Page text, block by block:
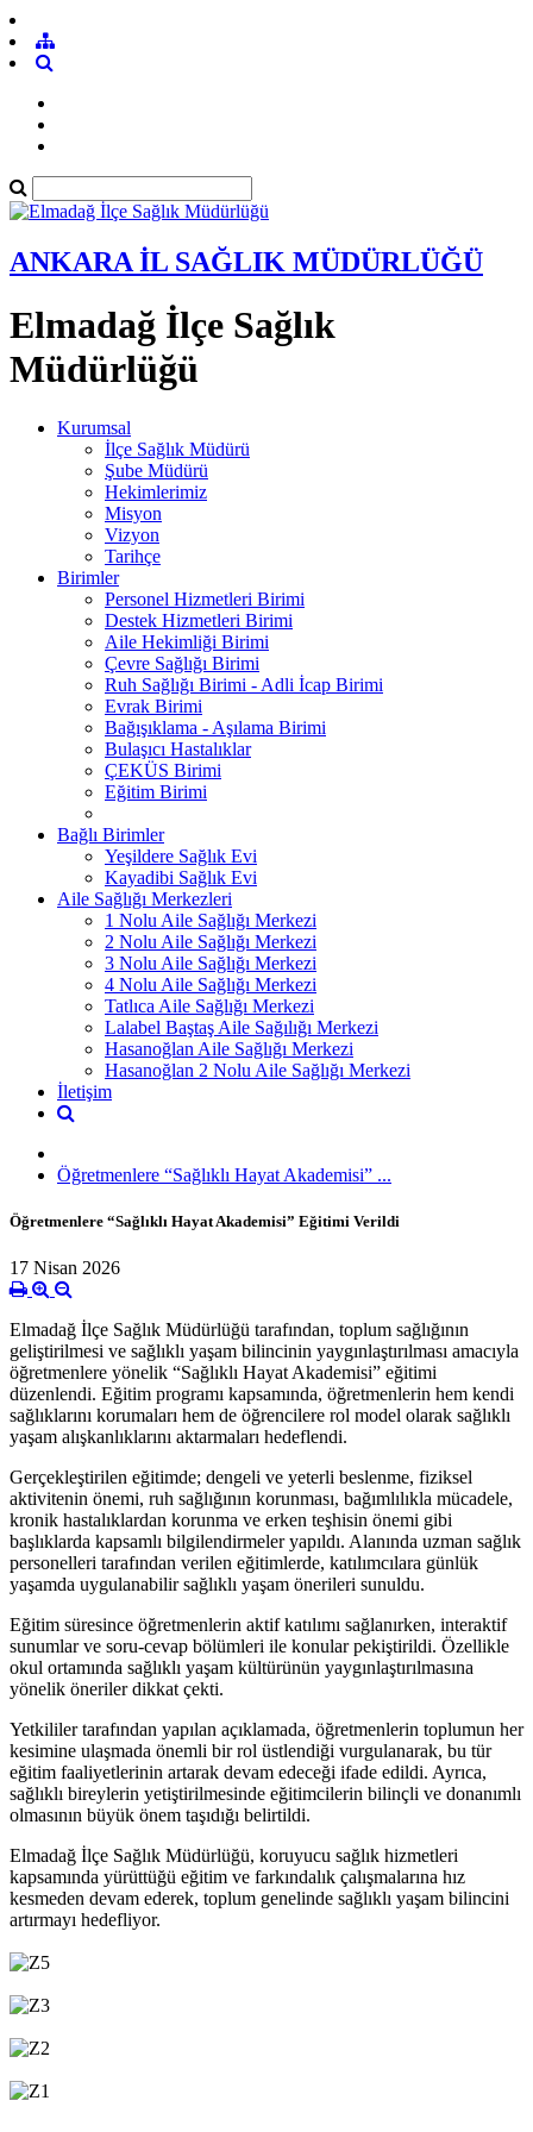
ANKARA İL SAĞLIK MÜDÜRLÜĞÜ
Elmadağ İlçe Sağlık
Müdürlüğü
Kurumsal
İlçe Sağlık Müdürü
Şube Müdürü
Hekimlerimiz
Misyon
Vizyon
Tarihçe
Birimler
Personel Hizmetleri Birimi
Destek Hizmetleri Birimi
Aile Hekimliği Birimi
Çevre Sağlığı Birimi
Ruh Sağlığı Birimi - Adli İcap Birimi
Evrak Birimi
Bağışıklama - Aşılama Birimi
Bulaşıcı Hastalıklar
ÇEKÜS Birimi
Eğitim Birimi
Bağlı Birimler
Yeşildere Sağlık Evi
Kayadibi Sağlık Evi
Aile Sağlığı Merkezleri
1 Nolu Aile Sağlığı Merkezi
2 Nolu Aile Sağlığı Merkezi
3 Nolu Aile Sağlığı Merkezi
4 Nolu Aile Sağlığı Merkezi
Tatlıca Aile Sağlığı Merkezi
Lalabel Baştaş Aile Sağılığı Merkezi
Hasanoğlan Aile Sağlığı Merkezi
Hasanoğlan 2 Nolu Aile Sağlığı Merkezi
İletişim
Öğretmenlere “Sağlıklı Hayat Akademisi” ...
Öğretmenlere “Sağlıklı Hayat Akademisi” Eğitimi Verildi
17 Nisan 2026
Elmadağ İlçe Sağlık Müdürlüğü tarafından, toplum sağlığının
geliştirilmesi ve sağlıklı yaşam bilincinin yaygınlaştırılması amacıyla
öğretmenlere yönelik “Sağlıklı Hayat Akademisi” eğitimi
düzenlendi. Eğitim programı kapsamında, öğretmenlerin hem kendi
sağlıklarını korumaları hem de öğrencilere rol model olarak sağlıklı
yaşam alışkanlıklarını aktarmaları hedeflendi.
Gerçekleştirilen eğitimde; dengeli ve yeterli beslenme, fiziksel
aktivitenin önemi, ruh sağlığının korunması, bağımlılıkla mücadele,
kronik hastalıklardan korunma ve erken teşhisin önemi gibi
başlıklarda kapsamlı bilgilendirmeler yapıldı. Alanında uzman sağlık
personelleri tarafından verilen eğitimlerde, katılımcılara günlük
yaşamda uygulanabilir sağlıklı yaşam önerileri sunuldu.
Eğitim süresince öğretmenlerin aktif katılımı sağlanırken, interaktif
sunumlar ve soru-cevap bölümleri ile konular pekiştirildi. Özellikle
okul ortamında sağlıklı yaşam kültürünün yaygınlaştırılmasına
yönelik öneriler dikkat çekti.
Yetkililer tarafından yapılan açıklamada, öğretmenlerin toplumun her
kesimine ulaşmada önemli bir rol üstlendiği vurgulanarak, bu tür
eğitim faaliyetlerinin artarak devam edeceği ifade edildi. Ayrıca,
sağlıklı bireylerin yetiştirilmesinde eğitimcilerin bilinçli ve donanımlı
olmasının büyük önem taşıdığı belirtildi.
Elmadağ İlçe Sağlık Müdürlüğü, koruyucu sağlık hizmetleri
kapsamında yürüttüğü eğitim ve farkındalık çalışmalarına hız
kesmeden devam ederek, toplum genelinde sağlıklı yaşam bilincini
artırmayı hedefliyor.